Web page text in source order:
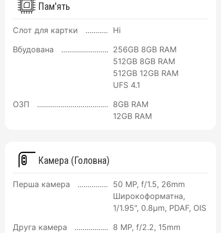
Пам'ять
Слот для картки
Ні
Вбудована
256GB 8GB RAM
512GB 8GB RAM
512GB 12GB RAM
UFS 4.1
ОЗП
8GB RAM
12GB RAM
Камера (Головна)
Перша камера
50 MP, f/1.5, 26mm
Широкоформатна,
1/1.95", 0.8µm, PDAF, OIS
Друга камера
8 MP, f/2.2, 15mm